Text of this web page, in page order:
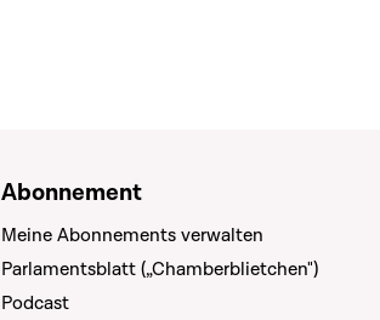
Abonnement
Meine Abonnements verwalten
Parlamentsblatt („Chamberblietchen")
Podcast